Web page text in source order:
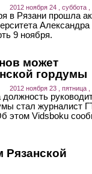
2012 ноября 24 , суббота ,
в Рязани прошла
Александра
9 ноября.
может
гордумы
2012 ноября 23 , пятница ,
стал журналист
этом Vidsboku
Рязанской